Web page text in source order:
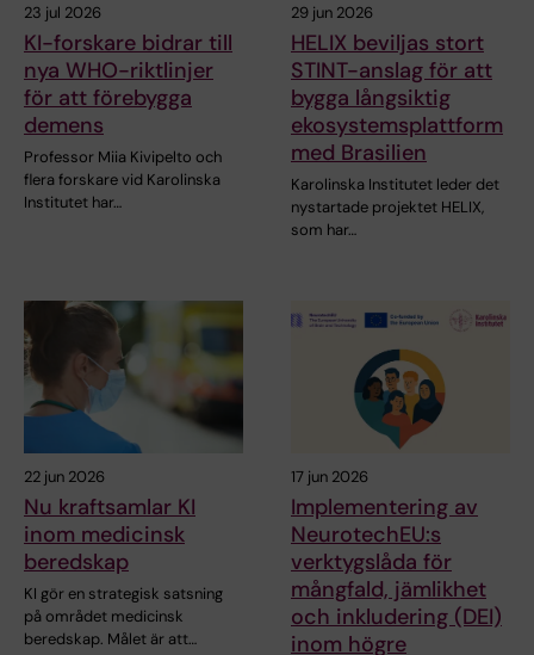
23 jul 2026
KI-forskare bidrar till
nya WHO-riktlinjer
för att förebygga
demens
Professor Miia Kivipelto och
flera forskare vid Karolinska
Institutet har…
29 jun 2026
HELIX beviljas stort
STINT-anslag för att
bygga långsiktig
ekosystemsplattform
med Brasilien
Karolinska Institutet leder det
nystartade projektet HELIX,
som har…
22 jun 2026
Nu kraftsamlar KI
inom medicinsk
beredskap
KI gör en strategisk satsning
på området medicinsk
beredskap. Målet är att…
17 jun 2026
Implementering av
NeurotechEU:s
verktygslåda för
mångfald, jämlikhet
och inkludering (DEI)
inom högre